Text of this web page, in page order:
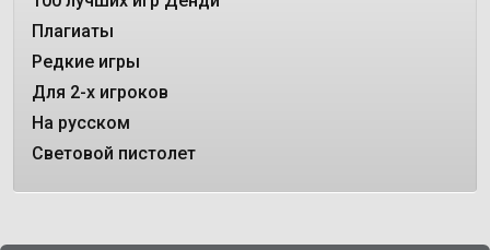
Плагиаты
Редкие игры
Для 2-х игроков
На русском
Световой пистолет